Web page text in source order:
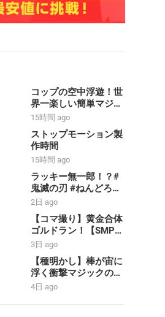
コップの空中浮遊！世
界一楽しい簡単マジッ
ク【種明かし】
15時間 ago
ストップモーション製
作時間
15時間 ago
ラッキー無一郎！？#
鬼滅の刃 #ねんどろい
ど #コマ撮り #禰豆子
#時透無一郎
2日 ago
【コマ撮り】黄金合体
ゴルドラン！【SMP】
【黄金勇者ゴルドラ
ン】#shorts #ゴルド
ラン #smp
#stopmotion #黄金合
3日 ago
【種明かし】棒が宙に
浮く衝撃マジックのや
り方大暴露‼️【magic
4日 ago